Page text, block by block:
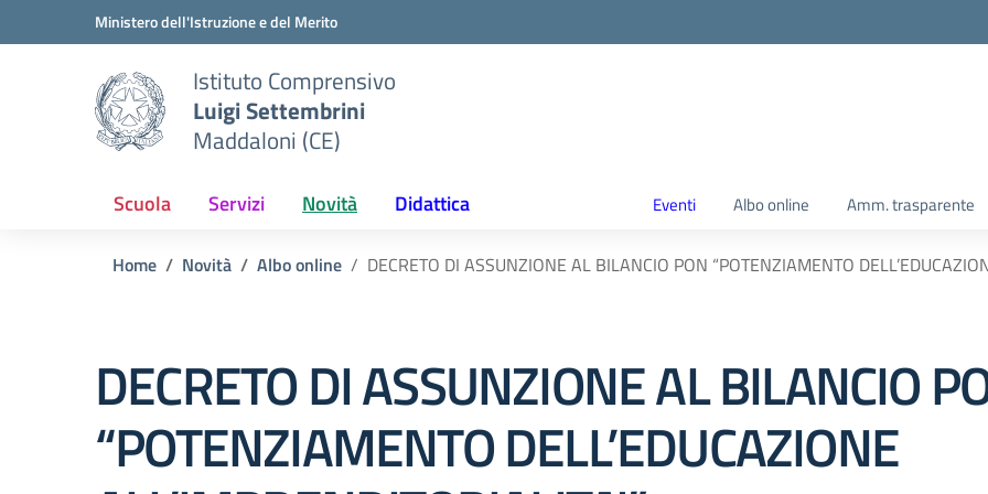
Vai ai contenuti
Vai al menu di navigazioneMinistero dell'Istruzione e del Merito
Istituto Comprensivo
Luigi Settembrini
Maddaloni (CE)
Scuola Servizi Novità Didattica Eventi Albo online Amm. trasparente
Home Novità Albo online DECRETO DI ASSUNZIONE AL BILANCIO PON “POTENZIAMENTO
DECRETO DI ASSUNZIONE AL BILANCIO
“POTENZIAMENTO DELL’EDUCAZIONE